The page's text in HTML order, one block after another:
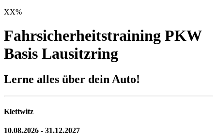
XX%
Fahrsicherheitstraining PKW
Basis Lausitzring
Lerne alles über dein Auto!
Klettwitz
10.08.2026 - 31.12.2027